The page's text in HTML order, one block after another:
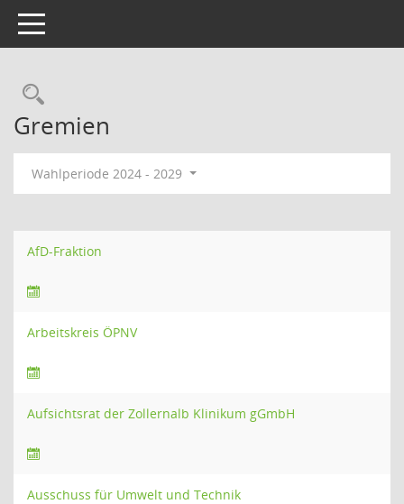
Toggle navigation
Rechercheauswahl
Gremien
Wahlperiode 2024 - 2029
AfD-Fraktion
Arbeitskreis ÖPNV
Aufsichtsrat der Zollernalb Klinikum gGmbH
Ausschuss für Umwelt und Technik